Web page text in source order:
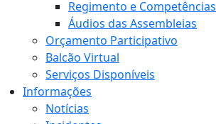
Regimento e Competências
Áudios das Assembleias
Orçamento Participativo
Balcão Virtual
Serviços Disponíveis
Informações
Notícias